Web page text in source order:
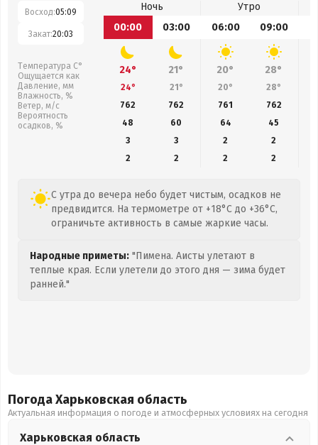
Восход:05:09
Закат:20:03
Температура С°
Ощущается как
Давление, мм
Влажность, %
Ветер, м/с
Вероятность
осадков, %
Ночь
Утро
00:00
03:00 06:00 09:00
24° 21° 20° 28°
24° 21° 20° 28°
762
762 761 762
48
60 64 45
3
3 2
2
2
2 2 2
С утра до вечера небо будет чистым, осадков не
предвидится. На термометре от +18°C до +36°C,
ограничьте активность в самые жаркие часы.
Народные приметы: "Пимена. Аисты улетают в
теплые края. Если улетели до этого дня — зима будет
ранней."
Погода Харьковская область
Актуальная информация о погоде и атмосферных условиях на сегодня
Харьковская область